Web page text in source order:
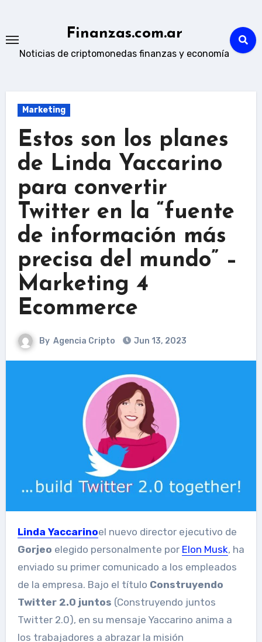
content
Finanzas.com.ar
Noticias de criptomonedas finanzas y economía
Marketing
Estos son los planes
de Linda Yaccarino
para convertir
Twitter en la “fuente
de información más
precisa del mundo” –
Marketing 4
Ecommerce
By Agencia Cripto Jun 13, 2023
Linda Yaccarinoel nuevo director ejecutivo de
Gorjeo elegido personalmente por Elon Musk, ha
enviado su primer comunicado a los empleados
de la empresa. Bajo el título Construyendo
Twitter 2.0 juntos (Construyendo juntos
Twitter 2.0), en su mensaje Yaccarino anima a
los trabajadores a abrazar la misión